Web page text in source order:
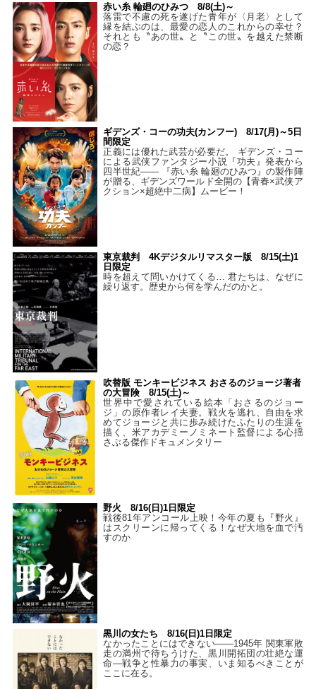
赤い糸 輪廻のひみつ 8/8(土)～
落雷で不慮の死を遂げた青年が〈月老〉として
縁を結ぶのは、最愛の恋人のこれからの幸せ？
それとも〝あの世〟と〝この世〟を越えた禁断
の恋？
ギデンズ・コーの功夫(カンフー) 8/17(月)～5日
間限定
正義には優れた武芸が必要だ。 ギデンズ・コー
による武侠ファンタジー小説『功夫』発表から
四半世紀―― 『赤い糸 輪廻のひみつ』の製作陣
が贈る、ギデンズワールド全開の【青春×武侠ア
クション×超絶中二病】ムービー！
東京裁判 4Kデジタルリマスター版 8/15(土)1
日限定
時を超えて問いかけてくる… 君たちは、なぜに
繰り返す。歴史から何を学んだのかと。
吹替版 モンキービジネス おさるのジョージ著者
の大冒険 8/15(土)～
世界中で愛されている絵本「おさるのジョー
ジ」の原作者レイ夫妻。戦火を逃れ、自由を求
めてジョージと共に歩み続けたふたりの生涯を
描く、米アカデミーノミネート監督による心揺
さぶる傑作ドキュメンタリー
野火 8/16(日)1日限定
戦後81年アンコール上映！今年の夏も『野火』
はスクリーンに帰ってくる！なぜ大地を血で汚
すのか
黒川の女たち 8/16(日)1日限定
なかったことにはできない——1945年 関東軍敗
走の満州で待ちうけた、黒川開拓団の壮絶な運
命―戦争と性暴力の事実、いま知るべきことが
ここに在る。